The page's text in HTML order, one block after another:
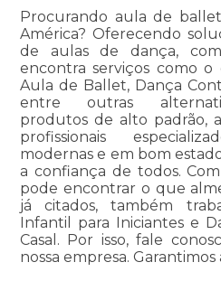
Procurando aula de
América? Oferecendo
de aulas de dança,
encontra serviços como
Aula de Ballet, Dança
entre outras
produtos de alto padrão,
profissionais
modernas e em bom
a confiança de todos.
pode encontrar o que
já citados, também
Infantil para Iniciantes e
Casal. Por isso, fale
nossa empresa. Garantimos